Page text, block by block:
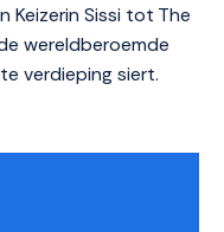
Keizerin Sissi tot The
wereldberoemde
verdieping siert.